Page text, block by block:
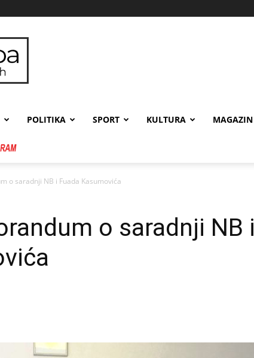
POLITIKA SPORT KULTURA MAGAZIN
o saradnji NB i Fuada Kasumovića
o saradnji NB i